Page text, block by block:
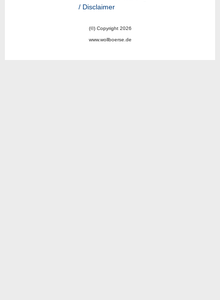
/ Disclaimer
(©) Copyright 2026
www.wollboerse.de